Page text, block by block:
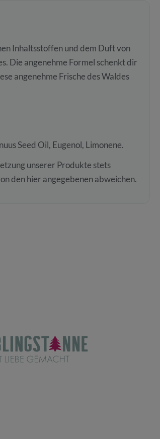
Inhaltsstoffen und dem Duft von
Die angenehme Formel schenkt dir
angenehme Frische des Waldes
Seed Oil, Eugenol, Limonene.
unserer Produkte stets
den hier angegebenen abweichen.